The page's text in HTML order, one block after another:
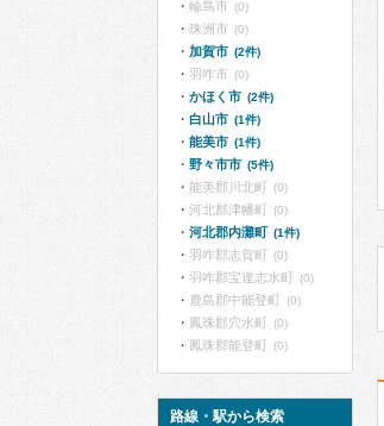
輪島市 (0)
珠洲市 (0)
加賀市 (2件)
羽咋市 (0)
かほく市 (2件)
白山市 (1件)
能美市 (1件)
野々市市 (5件)
能美郡川北町 (0)
河北郡津幡町 (0)
河北郡内灘町 (1件)
羽咋郡志賀町 (0)
羽咋郡宝達志水町 (0)
鹿島郡中能登町 (0)
鳳珠郡穴水町 (0)
鳳珠郡能登町 (0)
路線・駅から検索